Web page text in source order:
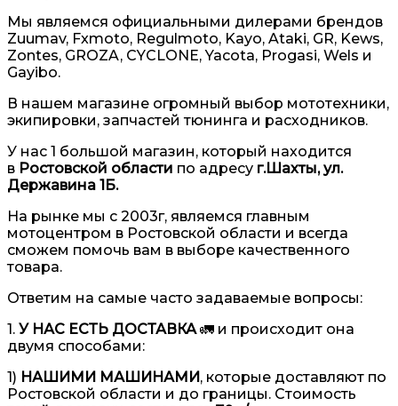
Мы являемся официальными дилерами брендов
Zuumav, Fxmoto, Regulmoto, Kayo, Ataki, GR, Kews,
Zontes, GROZA, CYCLONE, Yacota, Progasi, Wels и
Gayibo.
В нашем магазине огромный выбор мототехники,
экипировки, запчастей тюнинга и расходников.
У нас 1 большой магазин, который находится
в Ростовской области по адресу г.Шахты, ул.
Державина 1Б.
На рынке мы с 2003г, являемся главным
мотоцентром в Ростовской области и всегда
сможем помочь вам в выборе качественного
товара.
Ответим на самые часто задаваемые вопросы:
1. У НАС ЕСТЬ ДОСТАВКА🚛 и происходит она
двумя способами:
1) НАШИМИ МАШИНАМИ, которые доставляют по
Ростовской области и до границы. Стоимость